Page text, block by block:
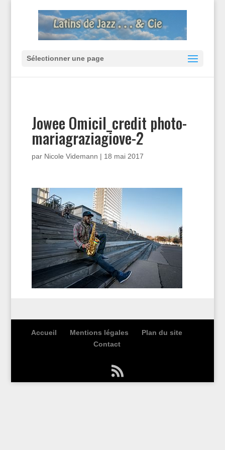
Sélectionner une page
Jowee Omicil_credit photo-
mariagraziagiove-2
par Nicole Videmann | 18 mai 2017
Accueil Mentions légales
Plan du site
Contact